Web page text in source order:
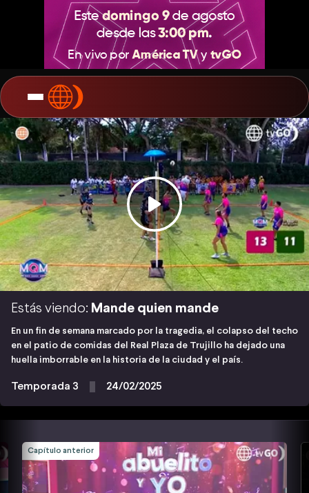
Estás viendo: Mande quien mande
En un fin de semana marcado por la tragedia, el colapso del techo
en el patio de comidas del Real Plaza de Trujillo ha dejado una
huella imborrable en la historia de la ciudad y el país.
Temporada 3 24/02/2025
Capítulo anterior